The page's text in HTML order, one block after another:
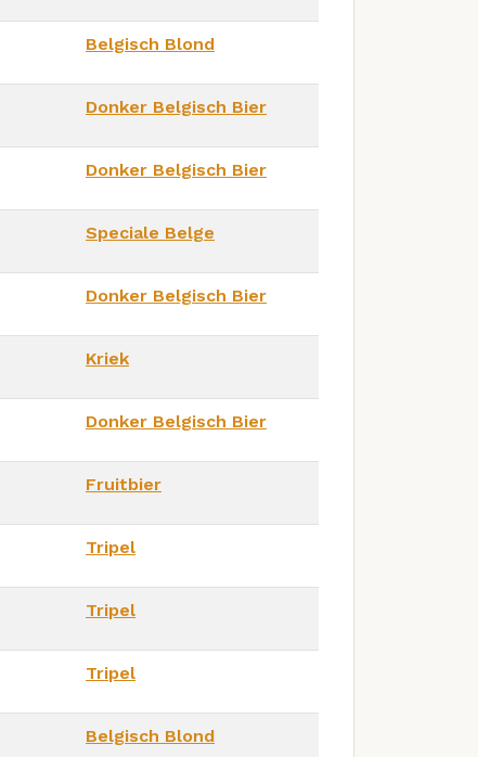
Belgisch Blond
Donker Belgisch Bier
Donker Belgisch Bier
Speciale Belge
Donker Belgisch Bier
Kriek
Donker Belgisch Bier
Fruitbier
Tripel
Tripel
Tripel
Belgisch Blond